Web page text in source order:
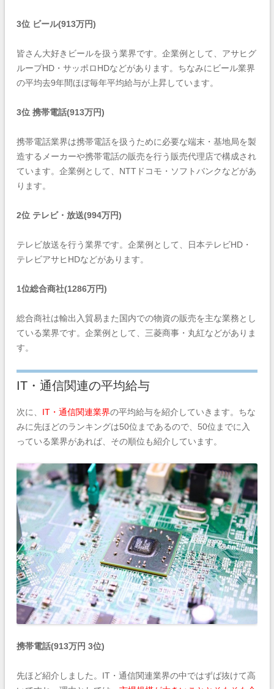
3位 ビール(913万円)
皆さん大好きビールを扱う業界です。企業例として、アサヒグ
ループHD・サッポロHDなどがあります。ちなみにビール業界
の平均去9年間ほぼ毎年平均給与が上昇しています。
3位 携帯電話(913万円)
携帯電話業界は携帯電話を扱うために必要な端末・基地局を製
造するメーカーや携帯電話の販売を行う販売代理店で構成され
ています。企業例として、NTTドコモ・ソフトバンクなどがあ
ります。
2位 テレビ・放送(994万円)
テレビ放送を行う業界です。企業例として、日本テレビHD・
テレビアサヒHDなどがあります。
1位総合商社(1286万円)
総合商社は輸出入貿易また国内での物資の販売を主な業務とし
ている業界です。企業例として、三菱商事・丸紅などがありま
す。
IT・通信関連の平均給与
次に、 IT・通信関連業界の平均給与を紹介していきます。ちな
みに先ほどのランキングは50位まであるので、50位までに入
っている業界があれば、その順位も紹介しています。
携帯電話(913万円 3位)
先ほど紹介しました。IT・通信関連業界の中ではずば抜けて高